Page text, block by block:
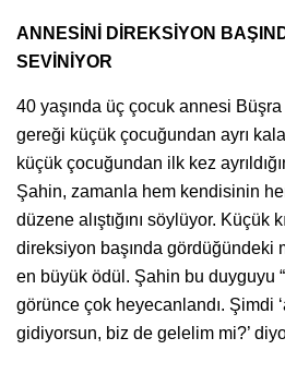
ANNESİNİ DİREKSİYON
SEVİNİYOR
40 yaşında üç çocuk annesi
gereği küçük çocuğundan ayrı
küçük çocuğundan ilk kez
Şahin, zamanla hem kendisinin
düzene alıştığını söylüyor. Küçük
direksiyon başında gördüğündeki
en büyük ödül. Şahin bu duyguyu
görünce çok heyecanlandı. Şimdi
gidiyorsun, biz de gelelim mi?’